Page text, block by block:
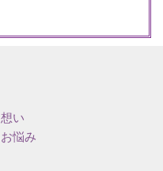
い
悩み